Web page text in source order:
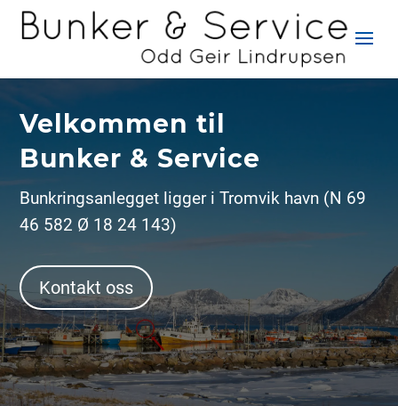
Velkommen til
Bunker & Service
Bunkringsanlegget ligger i Tromvik havn (N 69
46 582 Ø 18 24 143)
Kontakt oss